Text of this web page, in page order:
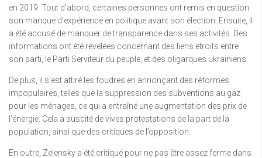
en 2019. Tout d’abord, certaines personnes ont remis en question
son manque d’expérience en politique avant son élection. Ensuite, il
a été accusé de manquer de transparence dans ses activités. Des
informations ont été révélées concernant des liens étroits entre
son parti, le Parti Serviteur du peuple, et des oligarques ukrainiens.
De plus, il s’est attiré les foudres en annonçant des réformes
impopulaires, telles que la suppression des subventions au gaz
pour les ménages, ce qui a entraîné une augmentation des prix de
l’énergie. Cela a suscité de vives protestations de la part de la
population, ainsi que des critiques de l’opposition.
En outre, Zelensky a été critiqué pour ne pas être assez ferme dans